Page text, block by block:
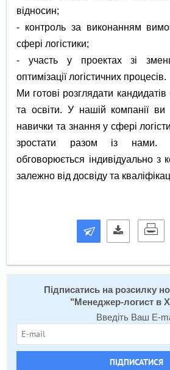
відносин;
- контроль за виконанням
сфері логістики;
- участь у проектах зі
оптимізації логістичних процесів.
Ми готові розглядати
та освіти. У нашій компанії
навички та знання у сфері
зростати разом із нами.
обговорюється індивідуально з
залежно від досвіду та
Підписатись на розсилку
" Менеджер-логист в
Введіть Ваш E-
ПІДПИСАТИСЯ